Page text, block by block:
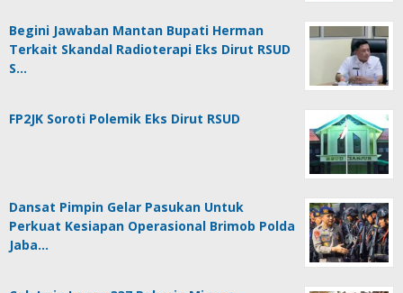
Begini Jawaban Mantan Bupati Herman
Terkait Skandal Radioterapi Eks Dirut RSUD
S…
FP2JK Soroti Polemik Eks Dirut RSUD
Dansat Pimpin Gelar Pasukan Untuk
Perkuat Kesiapan Operasional Brimob Polda
Jaba…